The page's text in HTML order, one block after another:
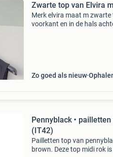
Zwarte top van Elvira
Merk elvira maat m
voorkant en in de hals
Zo goed als nieuw
Pennyblack •
(IT42)
Pailletten top van
brown. Deze top midi rok